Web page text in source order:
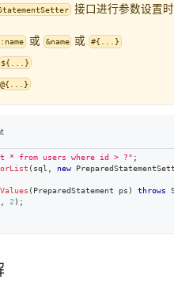
接口进行参数设置时
:name 或 &name 或 #{...}
${...}
@{...}
* from users where id > ?" ;
( sql new
( PreparedStatement ps ) throws
2 ) ;